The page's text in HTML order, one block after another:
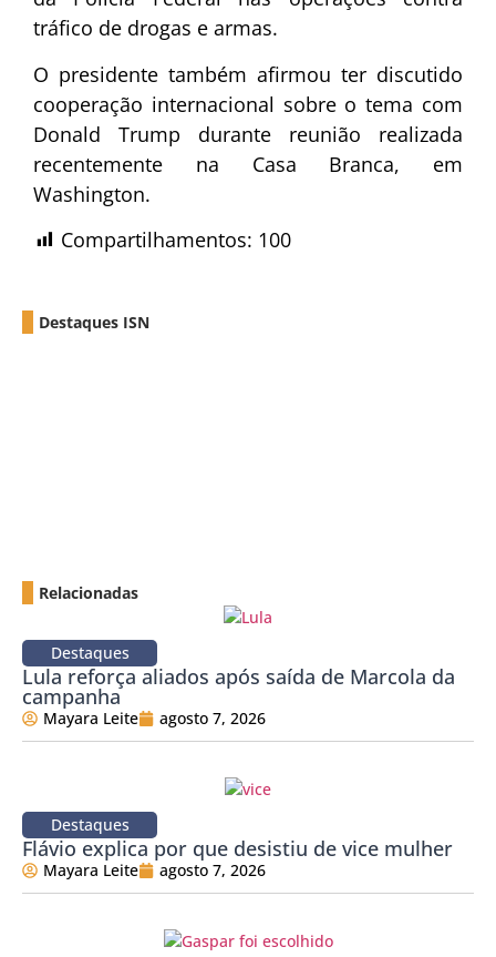
tráfico de drogas e armas.
O presidente também afirmou ter discutido
cooperação internacional sobre o tema com
Donald Trump durante reunião realizada
recentemente na Casa Branca, em
Washington.
Compartilhamentos: 100
Destaques ISN
Relacionadas
Destaques
Lula reforça aliados após saída de Marcola da
campanha
Mayara Leite agosto 7, 2026
Destaques
Flávio explica por que desistiu de vice mulher
Mayara Leite agosto 7, 2026